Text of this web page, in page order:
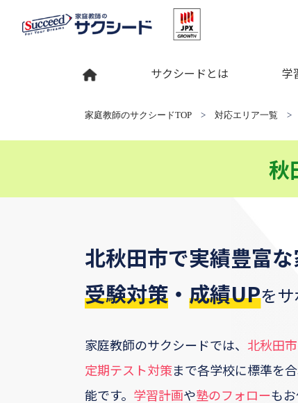
サクシードとは 学
家庭教師のサクシードTOP > 対応エリア一覧 >
秋
北秋田市で実績豊富
受験対策 ・ 成績UPをサ
家庭教師のサクシードでは、 北秋田市
定期テスト対策まで各学校に標準を
能です。 学習計画や塾のフォローも